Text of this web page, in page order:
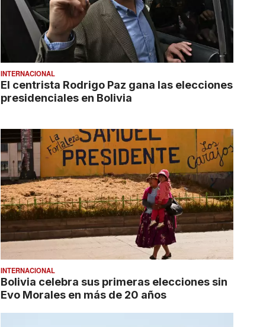
INTERNACIONAL
El centrista Rodrigo Paz gana las elecciones
presidenciales en Bolivia
INTERNACIONAL
Bolivia celebra sus primeras elecciones sin
Evo Morales en más de 20 años